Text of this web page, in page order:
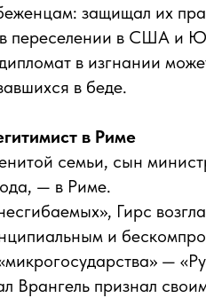
защищал их
в переселении в США и
в изгнании
в беде.
в Риме
семьи, сын
— в Риме.
Гирс
и
—
Врангель признал